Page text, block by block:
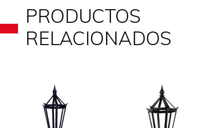
PRODUCTOS
RELACIONADOS